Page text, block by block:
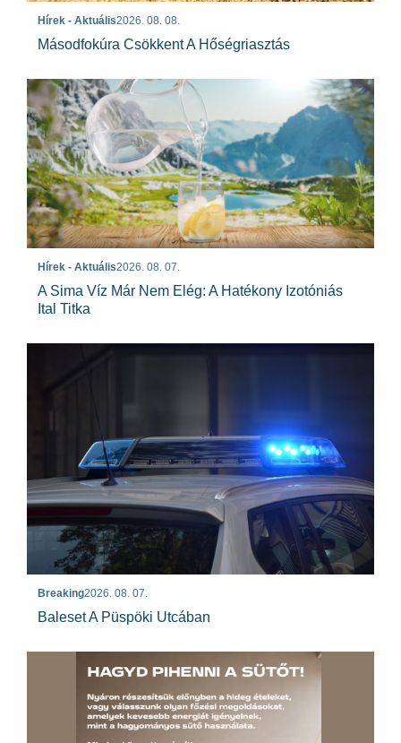
Hírek - Aktuális2026. 08. 08.
Másodfokúra Csökkent A Hőségriasztás
Hírek - Aktuális2026. 08. 07.
A Sima Víz Már Nem Elég: A Hatékony Izotóniás
Ital Titka
Breaking2026. 08. 07.
Baleset A Püspöki Utcában